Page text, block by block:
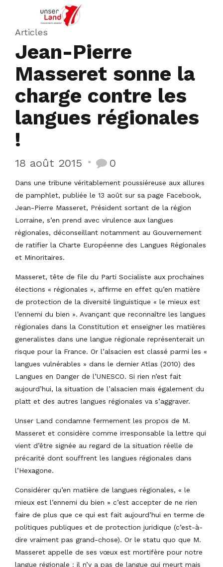
Articles
Jean-Pierre
Masseret sonne la
charge contre les
langues régionales
!
18 août 2015 0
Dans une tribune véritablement poussiéreuse aux allures
de pamphlet, publiée le 13 août sur sa page Facebook,
Jean-Pierre Masseret, Président sortant de la région
Lorraine, s’en prend avec virulence aux langues
régionales, déconseillant notamment au Gouvernement
de ratifier la Charte Européenne des Langues Régionales
et Minoritaires.
Masseret, tête de file du Parti Socialiste aux prochaines
élections « régionales », affirme en effet qu’en matière
de protection de la diversité linguistique « le mieux est
l’ennemi du bien ». Avançant que reconnaître les langues
régionales dans la Constitution et enseigner les matières
generalistes dans une langue régionale représenterait un
risque pour la France. Or l’alsacien est classé parmi les «
langues vulnérables » dans le dernier Atlas (2010) des
Langues en Danger de l’UNESCO. Si rien n’est fait
aujourd’hui, la situation de l’alsacien mais également du
platt et des autres langues régionales va s’aggraver.
Unser Land condamne fermement les propos de M.
Masseret et considère comme irresponsable la lettre qui
vient d’être signée au regard de la situation réelle de
précarité dont souffrent les langues régionales dans
l’Hexagone.
Considérer qu’en matière de langues régionales, « le
mieux est l’ennemi du bien » c’est accepter de ne rien
faire de plus que ce qui est fait aujourd’hui en terme de
politiques publiques et de protection juridique (c’est-à-
dire vraiment pas grand-chose). Or le statu quo que M.
Masseret appelle de ses vœux est mortifère pour notre
langue régionale : il n’y a pas de langue qui meurt mais